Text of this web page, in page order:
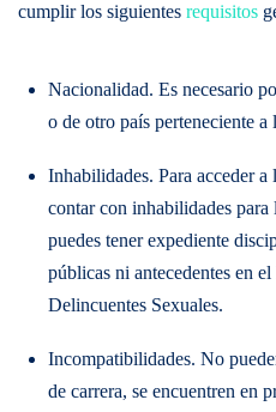
cumplir los siguientes requisitos
Nacionalidad. Es necesario
o de otro país perteneciente
Inhabilidades. Para acceder a
contar con inhabilidades
puedes tener expediente
públicas ni antecedentes en
Delincuentes Sexuales.
Incompatibilidades. No
de carrera, se encuentren en